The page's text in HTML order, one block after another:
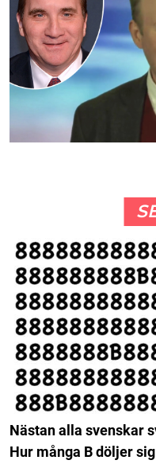
Nästan alla svenskar
Hur många B döljer